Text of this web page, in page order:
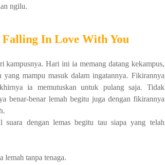
ngilu.
In Love With You
kampusnya. Hari ini ia memang datang kekampus,
mampu masuk dalam ingatannya. Fikirannya
ia memutuskan untuk pulang saja. Tidak
benar-benar lemah begitu juga dengan fikirannya
suara dengan lemas begitu tau siapa yang telah
lemah tanpa tenaga.